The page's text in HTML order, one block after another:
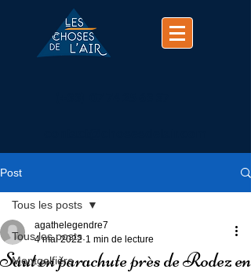
Post
Tous les posts
Montgolfière
Tous les posts
Saut en parachute près de Rodez en
agathelegendre7
4 mai 2022 1 min de lecture